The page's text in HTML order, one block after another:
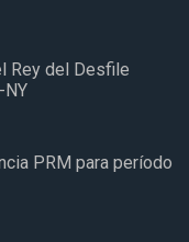
Rey del Desfile
NY
PRM para período